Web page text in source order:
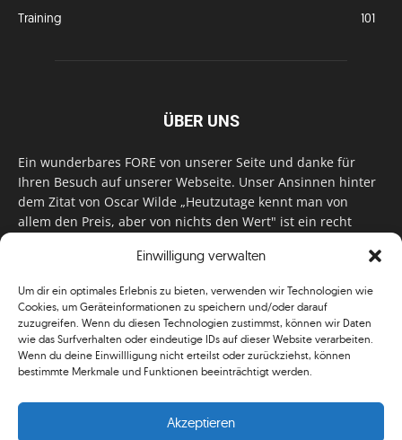
Einwilligung verwalten
Um dir ein optimales Erlebnis zu bieten, verwenden wir Technologien wie
Cookies, um Geräteinformationen zu speichern und/oder darauf
zuzugreifen. Wenn du diesen Technologien zustimmst, können wir Daten
wie das Surfverhalten oder eindeutige IDs auf dieser Website verarbeiten.
Wenn du deine Einwillligung nicht erteilst oder zurückziehst, können
bestimmte Merkmale und Funktionen beeinträchtigt werden.
Akzeptieren
Training
101
ÜBER UNS
Ein wunderbares FORE von unserer Seite und danke für
Ihren Besuch auf unserer Webseite. Unser Ansinnen hinter
dem Zitat von Oscar Wilde „Heutzutage kennt man von
allem den Preis, aber von nichts den Wert" ist ein recht
für Monat unser Bestes, um Sie mit außergewöhnlichen
zu versorgen. Im Magazin, auf unserer Website & auf
unseren Social Media Plattformen! Das verdient im
klassischen Wortsinn nicht nur Anerkennung!